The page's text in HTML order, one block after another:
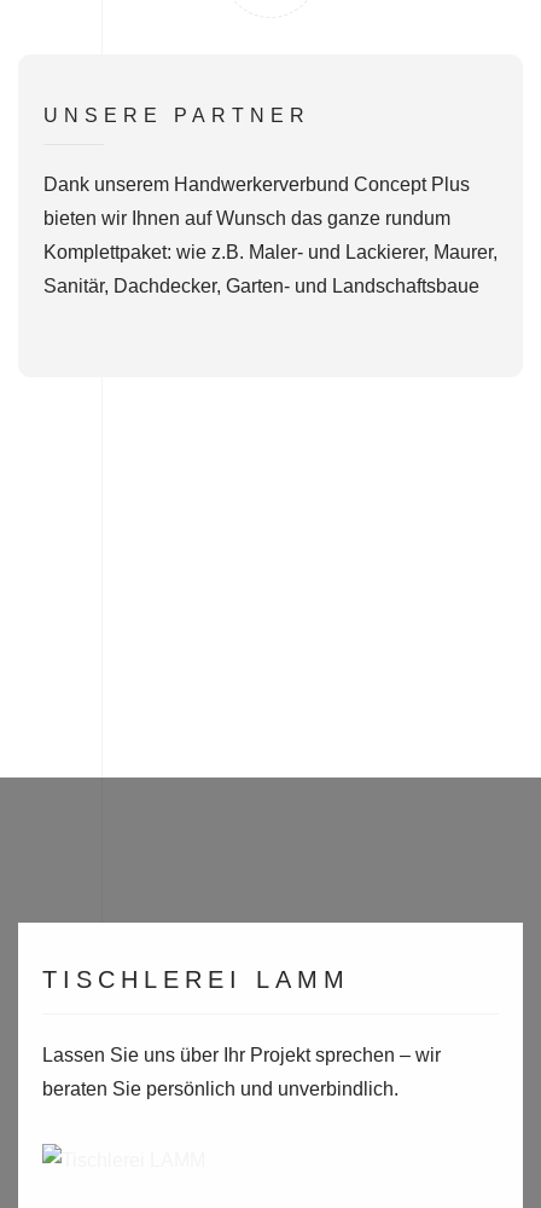
UNSERE PARTNER
Dank unserem Handwerkerverbund Concept Plus
bieten wir Ihnen auf Wunsch das ganze rundum
Komplettpaket: wie z.B. Maler- und Lackierer, Maurer,
Sanitär, Dachdecker, Garten- und Landschaftsbaue
TISCHLEREI LAMM
Lassen Sie uns über Ihr Projekt sprechen – wir
beraten Sie persönlich und unverbindlich.